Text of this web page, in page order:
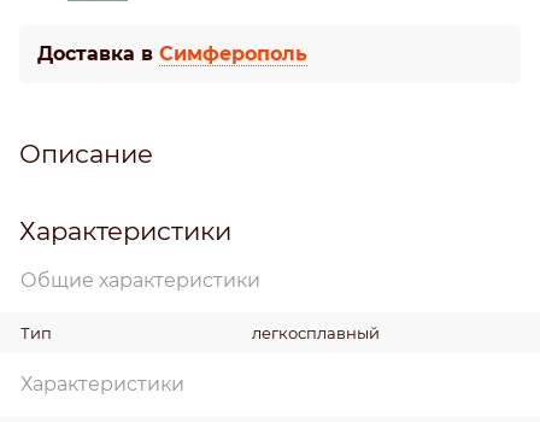
Доставка в Симферополь
Описание
Характеристики
Общие характеристики
Тип легкосплавный
Характеристики